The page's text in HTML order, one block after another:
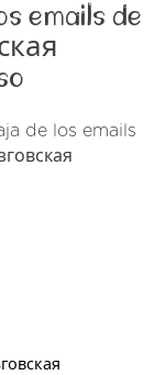
emails de
de los emails